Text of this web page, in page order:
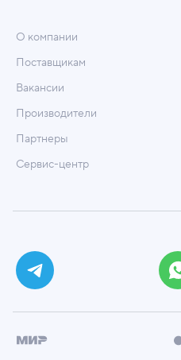
О компании
Поставщикам
Вакансии
Производители
Партнеры
Сервис-центр